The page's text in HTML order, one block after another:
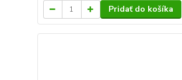
Pridať do košíka